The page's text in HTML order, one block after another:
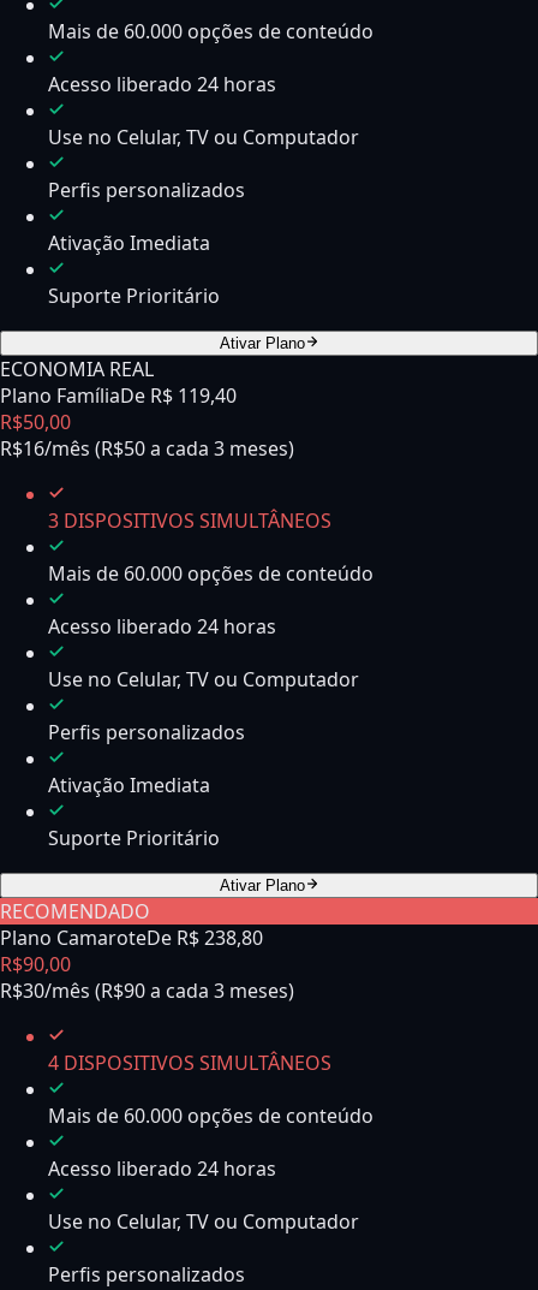
Mais de 60.000 opções de conteúdo
Acesso liberado 24 horas
Use no Celular, TV ou Computador
Perfis personalizados
Ativação Imediata
Suporte Prioritário
Ativar Plano
ECONOMIA REAL
Plano FamíliaDe R$ 119,40
R$50,00
R$16/mês (R$50 a cada 3 meses)
3 DISPOSITIVOS SIMULTÂNEOS
Mais de 60.000 opções de conteúdo
Acesso liberado 24 horas
Use no Celular, TV ou Computador
Perfis personalizados
Ativação Imediata
Suporte Prioritário
Ativar Plano
RECOMENDADO
Plano CamaroteDe R$238,80
R$90,00
R$30/mês (R$90 a cada 3 meses)
4 DISPOSITIVOS SIMULTÂNEOS
Mais de 60.000 opções de conteúdo
Acesso liberado 24 horas
Use no Celular, TV ou Computador
Perfis personalizados